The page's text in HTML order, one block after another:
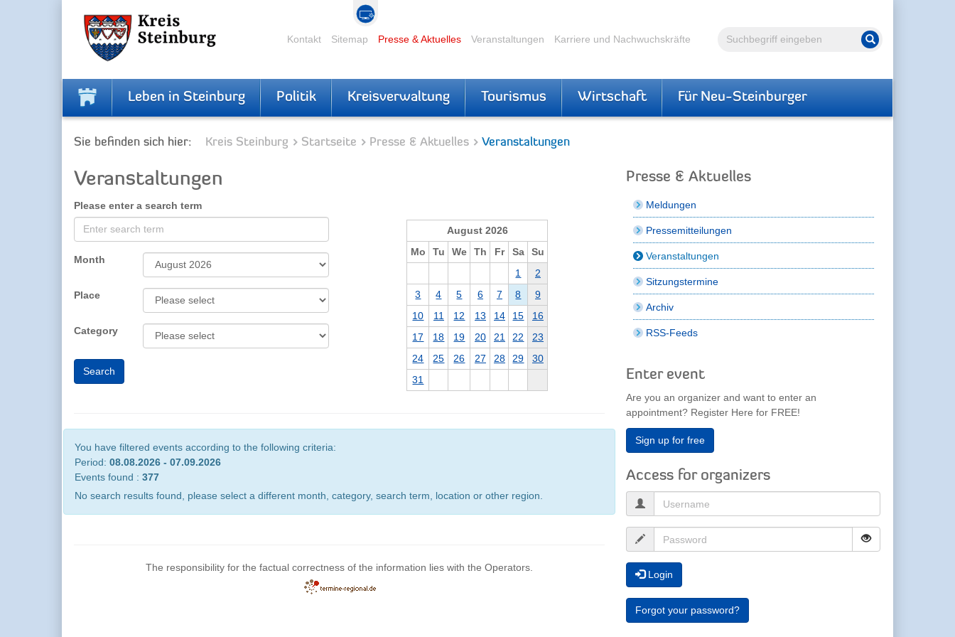
Volltextsuche Suche starten
Kontakt Sitemap Presse & Aktuelles Veranstaltungen Karriere und Nachwuchskräfte
Leben in Steinburg Politik Kreisverwaltung Tourismus Wirtschaft Für Neu-Steinburger
Sie befinden sich hier: Kreis Steinburg Startseite Presse & Aktuelles Veranstaltungen
Veranstaltungen
August 2026
Mo
Tu We Th Fr Sa
Su
1
2
3
4 5 6 7 8
9
10
11 12 13 14 15
16
17
18 19 20 21 22
23
24
25 26 27 28 29
30
31
Please enter a search term
Month
Place
Category
You have filtered events according to the following criteria:
Period: 08.08.2026 - 07.09.2026
Events found : 377
No search results found, please select a different month, category, search term, location or other region.
The responsibility for the factual correctness of the information lies with the Operators.
Presse & Aktuelles
Meldungen
Pressemitteilungen
Veranstaltungen
Sitzungstermine
Archiv
RSS-Feeds
Enter event
Are you an organizer and want to enter an
appointment? Register Here for FREE!
Sign up for free
Access for organizers
Login
Forgot your password?